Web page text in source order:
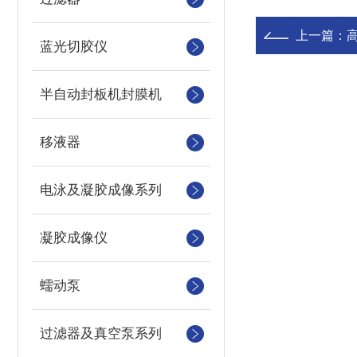
蓝光切胶仪
半自动封板机封膜机
移液器
电泳及凝胶成像系列
凝胶成像仪
蠕动泵
过滤器及真空泵系列
上一篇：